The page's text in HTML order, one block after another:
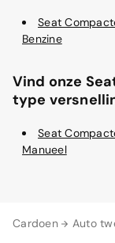
Cardoen Auto
Seat
Benzine
Vind onze
type
Seat
Manueel